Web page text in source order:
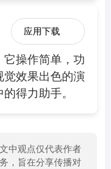
应用下载
操作简单，功
效果出色的演
得力助手。
中观点仅代表作者
，旨在分享传播对